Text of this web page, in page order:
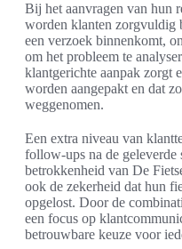
Bij het aanvragen van hun
worden klanten zorgvuldig
een verzoek binnenkomt,
om het probleem te
klantgerichte aanpak zorgt
worden aangepakt en dat
weggenomen.
Een extra niveau van
follow-ups na de
betrokkenheid van De
ook de zekerheid dat hun
opgelost. Door de
een focus op
betrouwbare keuze voor